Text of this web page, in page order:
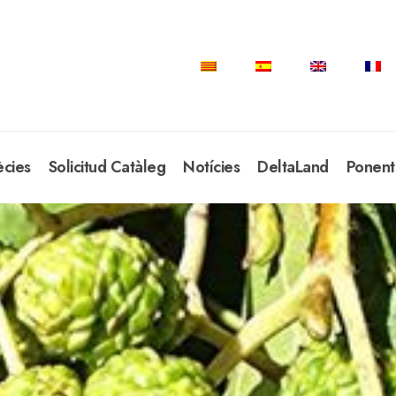
Solicitud Catàleg Notícies DeltaLand